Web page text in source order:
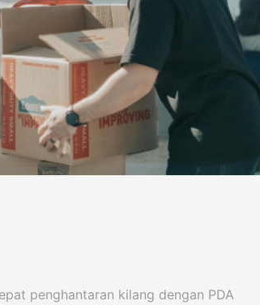
penghantaran kilang dengan PDA